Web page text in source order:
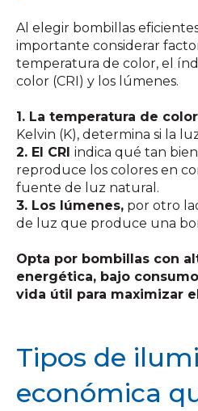
Al elegir bombillas
importante considerar
temperatura de color, el
color (CRI) y los lúmenes.
1. La temperatura de
Kelvin (K), determina si la
2. El CRI indica qué tan
reproduce los colores en
fuente de luz natural.
3. Los lúmenes, por otro
de luz que produce una
Opta por bombillas con
energética, bajo
vida útil para maximizar
Tipos de
económica